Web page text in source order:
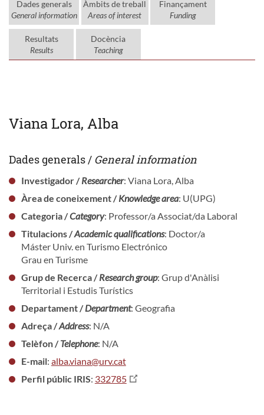
Dades generals
General information
Àmbits de treball
Areas of interest
Finançament
Funding
Resultats
Results
Docència
Teaching
Viana Lora, Alba
Dades generals / General information
Investigador /Researcher: Viana Lora, Alba
Àrea de coneixement /Knowledge area: U(UPG)
Categoria /Category: Professor/a Associat/da Laboral
Titulacions /Academic qualifications: Doctor/a
Máster Univ. en Turismo Electrónico
Grau en Turisme
Grup de Recerca /Research group: Grup d'Anàlisi
Territorial i Estudis Turístics
Departament /Department: Geografia
Adreça /Address: N/A
Telèfon /Telephone: N/A
E-mail: alba.viana@urv.cat
Perfil públic IRIS: 332785